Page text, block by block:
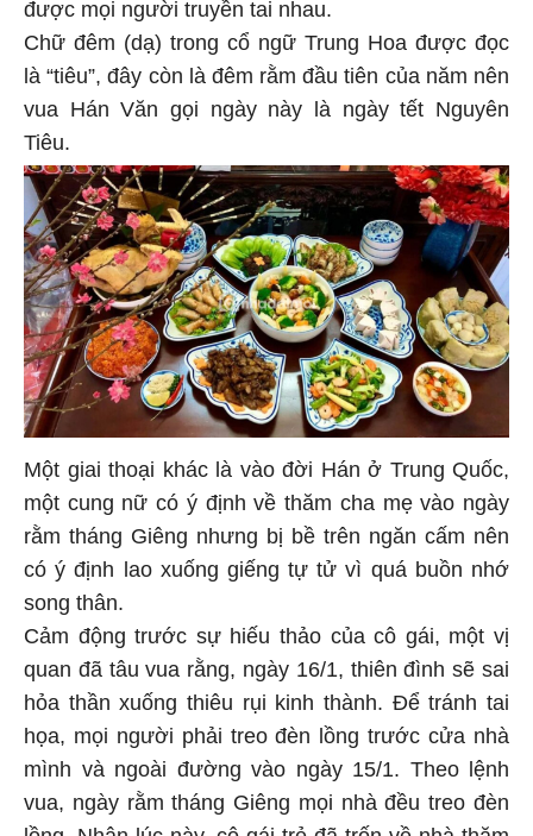
được mọi người truyền tai nhau.
Chữ đêm (dạ) trong cổ ngữ Trung Hoa được đọc
là “tiêu”, đây còn là đêm rằm đầu tiên của năm nên
vua Hán Văn gọi ngày này là ngày tết Nguyên
Tiêu.
Một giai thoại khác là vào đời Hán ở Trung Quốc,
một cung nữ có ý định về thăm cha mẹ vào ngày
rằm tháng Giêng nhưng bị bề trên ngăn cấm nên
có ý định lao xuống giếng tự tử vì quá buồn nhớ
song thân.
Cảm động trước sự hiếu thảo của cô gái, một vị
quan đã tâu vua rằng, ngày 16/1, thiên đình sẽ sai
hỏa thần xuống thiêu rụi kinh thành. Để tránh tai
họa, mọi người phải treo đèn lồng trước cửa nhà
mình và ngoài đường vào ngày 15/1. Theo lệnh
vua, ngày rằm tháng Giêng mọi nhà đều treo đèn